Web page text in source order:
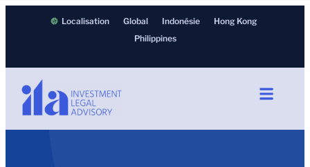
Localisation Global Indonésie
Hong Kong
Philippines